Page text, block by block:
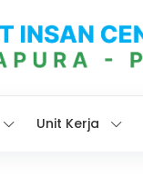
Unit Kerja